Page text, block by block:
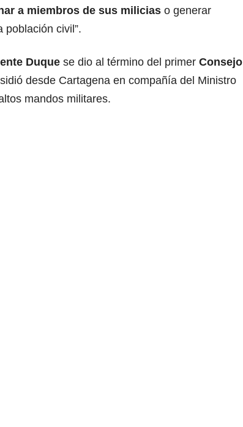
a miembros de sus milicias o generar
población civil”.
Duque se dio al término del primer Consejo
desde Cartagena en compañía del Ministro
mandos militares.